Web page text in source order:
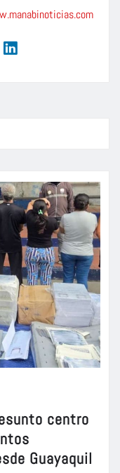
centro
Guayaquil